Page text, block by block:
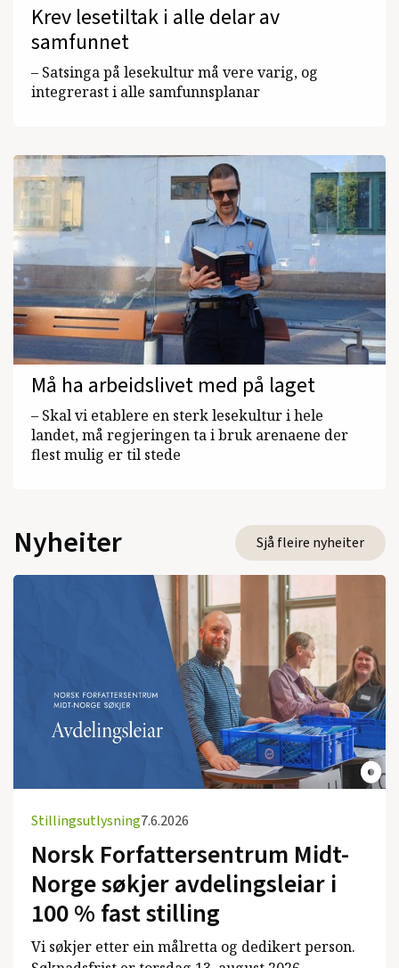
Krev lesetiltak i alle delar av
samfunnet
– Satsinga på lesekultur må vere varig, og
integrerast i alle samfunnsplanar
Må ha arbeidslivet med på laget
– Skal vi etablere en sterk lesekultur i hele
landet, må regjeringen ta i bruk arenaene der
flest mulig er til stede
Nyheiter Sjå fleire nyheiter
Stillingsutlysning7.6.2026
Norsk Forfattersentrum Midt-
Norge søkjer avdelingsleiar i
100 % fast stilling
Vi søkjer etter ein målretta og dedikert person.